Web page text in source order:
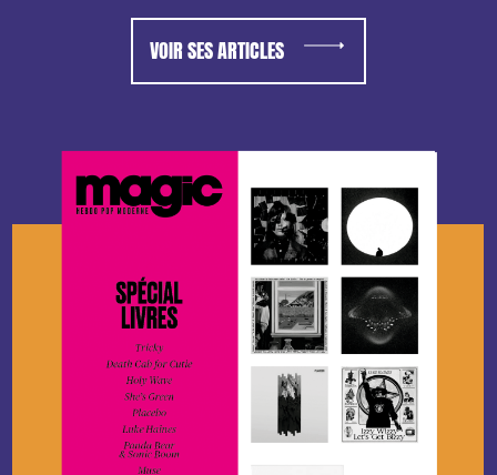
VOIR SES ARTICLES